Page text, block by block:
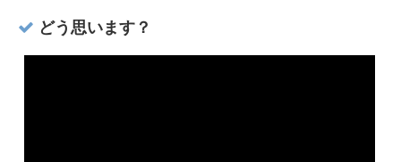
どう思います？